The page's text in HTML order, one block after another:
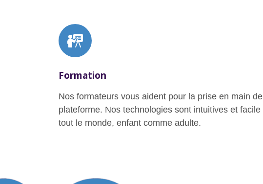
Formation
Nos formateurs vous aident pour la prise en main
plateforme. Nos technologies sont intuitives et
tout le monde, enfant comme adulte.